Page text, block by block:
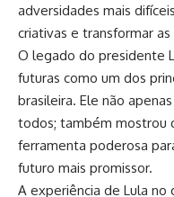
adversidades mais
criativas e transformar
O legado do presidente
futuras como um dos
brasileira. Ele não
todos; também mostrou
ferramenta poderosa
futuro mais promissor.
A experiência de Lula